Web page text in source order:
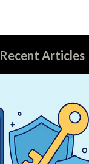
Recent Articles